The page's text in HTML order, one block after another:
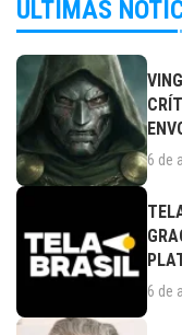
ÚLTIMAS
6 de
6 de